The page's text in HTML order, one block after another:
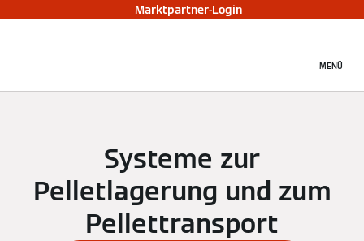
Marktpartner-Login
MENÜ
Systeme zur
Pelletlagerung und zum
Pellettransport